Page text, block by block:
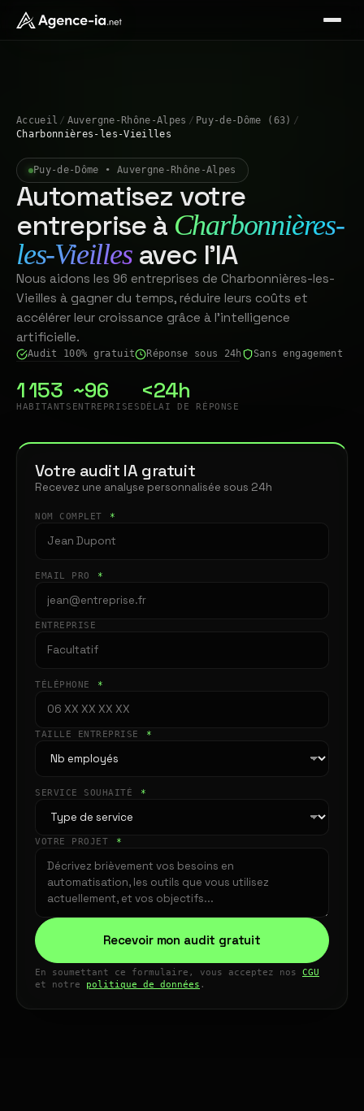
Accueil / Auvergne-Rhône-Alpes / Puy-de-Dôme (63) /
Charbonnières-les-Vieilles
Puy-de-Dôme • Auvergne-Rhône-Alpes
Automatisez votre
entreprise à Charbonnières-
les-Vieillesavec l'IA
Nous aidons les 96 entreprises de Charbonnières-les-
Vieilles à gagner du temps, réduire leurs coûts et
accélérer leur croissance grâce à l'intelligence
artificielle.
Audit 100% gratuit Réponse sous 24h Sans engagement
1 153
HABITANTS
~96
ENTREPRISES
<24h
DÉLAI DE RÉPONSE
Votre audit IA gratuit
Recevez une analyse personnalisée sous 24h
NOM COMPLET *
EMAIL PRO *
ENTREPRISE
TÉLÉPHONE *
TAILLE ENTREPRISE *
SERVICE SOUHAITÉ *
VOTRE PROJET *
Recevoir mon audit gratuit
En soumettant ce formulaire, vous acceptez nos CGU
et notre politique de données .